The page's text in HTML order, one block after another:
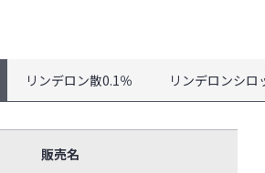
リンデロン散0.1％ リンデロンシロ
販売名